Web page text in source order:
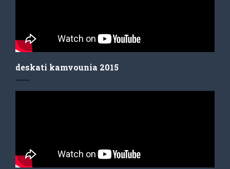
deskati kamvounia 2015